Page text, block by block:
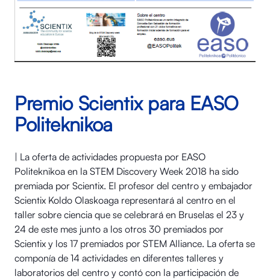
Premio Scientix para EASO
Politeknikoa
| La oferta de actividades propuesta por EASO
Politeknikoa en la STEM Discovery Week 2018 ha sido
premiada por Scientix. El profesor del centro y embajador
Scientix Koldo Olaskoaga representará al centro en el
taller sobre ciencia que se celebrará en Bruselas el 23 y
24 de este mes junto a los otros 30 premiados por
Scientix y los 17 premiados por STEM Alliance. La oferta se
componía de 14 actividades en diferentes talleres y
laboratorios del centro y contó con la participación de